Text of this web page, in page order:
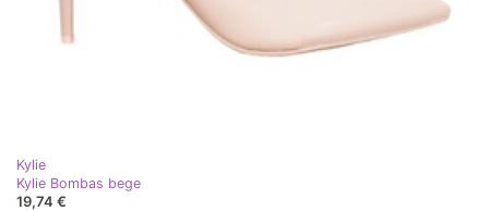
Kylie
Kylie Bombas bege
19,74 €